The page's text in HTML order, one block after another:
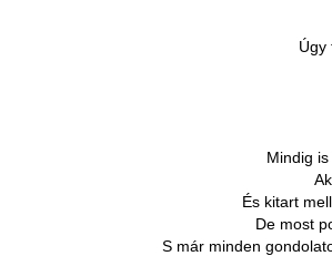
Úgy
Mindig
És kitart
De most
S már minden